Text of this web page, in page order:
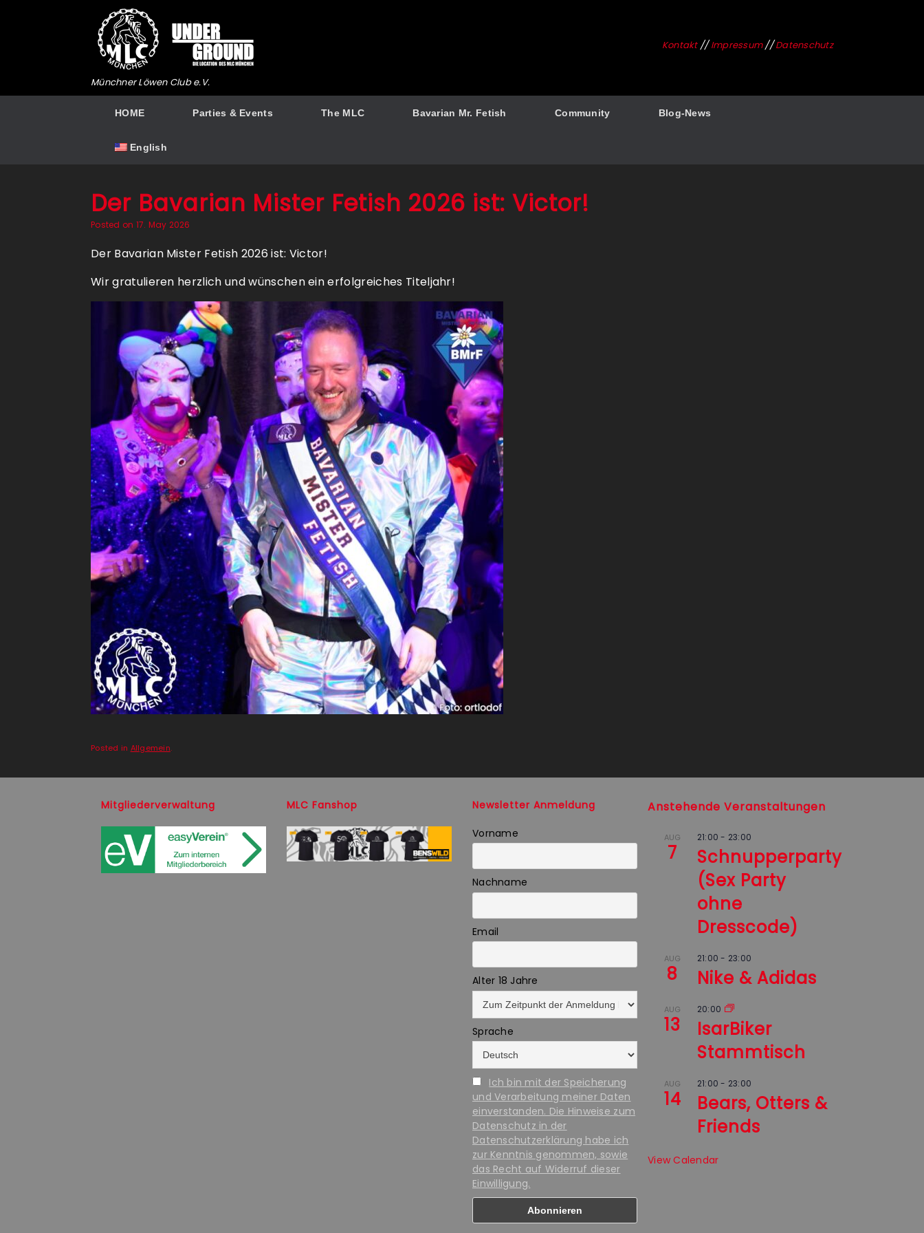
Münchner Löwen Club e.V.
Kontakt//Impressum//Datenschutz
HOME Parties & Events The MLC Bavarian Mr. Fetish Community Blog-News
English
Der Bavarian Mister Fetish 2026 ist: Victor!
Posted on 17. May 2026
Der Bavarian Mister Fetish 2026 ist: Victor!
Wir gratulieren herzlich und wünschen ein erfolgreiches Titeljahr!
Posted in Allgemein.
Mitgliederverwaltung MLC Fanshop Newsletter Anmeldung
Vorname
Nachname
Email
Alter 18 Jahre
Sprache
Ich bin mit der Speicherung
und Verarbeitung meiner Daten
einverstanden. Die Hinweise zum
Datenschutz in der
Datenschutzerklärung habe ich
zur Kenntnis genommen, sowie
das Recht auf Widerruf dieser
Einwilligung.
Anstehende Veranstaltungen
AUG
7
21:00 - 23:00
Schnupperparty
(Sex Party
ohne
Dresscode)
AUG
8
21:00 - 23:00
Nike & Adidas
AUG
13
20:00
IsarBiker
Stammtisch
AUG
14
21:00 - 23:00
Bears, Otters &
Friends
View Calendar